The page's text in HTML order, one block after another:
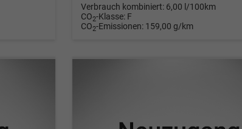
Verbrauch kombiniert: 6,00 l/100km
CO2-Klasse: F
CO2-Emissionen: 159,00 g/km